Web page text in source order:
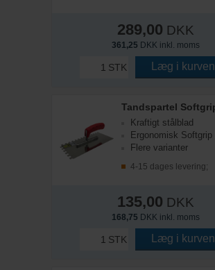
289,00 DKK
361,25 DKK inkl. moms
STK Læg i kurven
Kraftigt stålblad
Ergonomisk Softgrip
Flere varianter
4-15 dages levering;
135,00 DKK
168,75 DKK inkl. moms
STK Læg i kurven